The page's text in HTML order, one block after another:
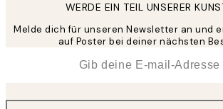
WERDE EIN TEIL UNSERER
Melde dich für unseren Newsletter an und
auf Poster bei deiner nächsten